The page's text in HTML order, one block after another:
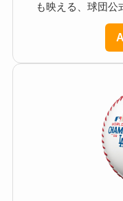
も映える、球団公